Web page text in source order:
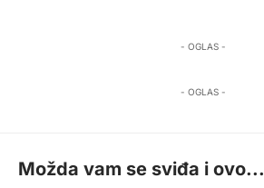
- OGLAS -
- OGLAS -
Možda vam se sviđa i ovo...